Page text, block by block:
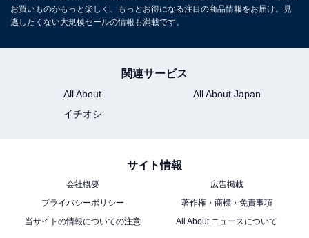
※掲載されている情報は記事公開時のものです。あらか
オールアバウトに還元されることがあります。
湯 磯波風」は源泉かけ流しの湯と日本海の絶景
お買いものがもっと楽しく、もっとお得になる注目の商品情報をお届け。見
逃したくない大規模セールの情報も満載です。
関連サービス
All About
All About Japan
イチオシ
サイト情報
会社概要
広告掲載
プライバシーポリシー
著作権・商標・免責事項
当サイトの情報についての注意
All About ニュースについて